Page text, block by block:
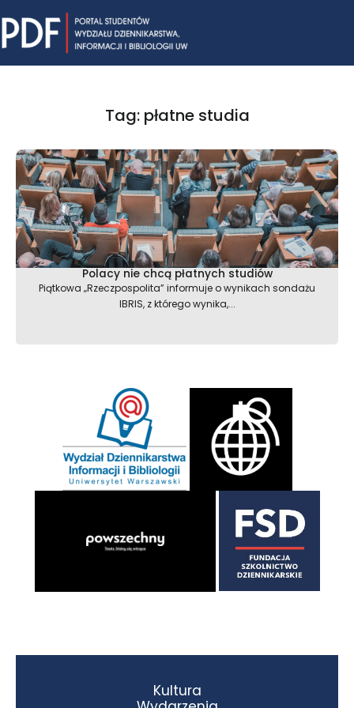
to
content
Tag: płatne studia
Polacy nie chcą płatnych studiów
Piątkowa „Rzeczpospolita” informuje o wynikach sondażu
IBRIS, z którego wynika,...
Kultura